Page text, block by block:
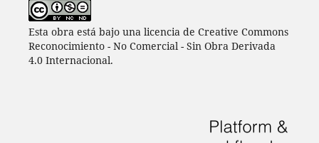
Esta obra está bajo una licencia de Creative Commons
Reconocimiento - No Comercial - Sin Obra Derivada
4.0 Internacional.